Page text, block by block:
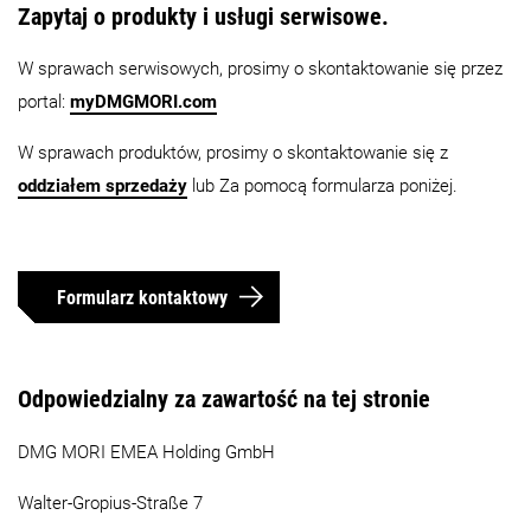
Zapytaj o produkty i usługi serwisowe.
W sprawach serwisowych, prosimy o skontaktowanie się przez
portal: myDMGMORI.com
W sprawach produktów, prosimy o skontaktowanie się z
oddziałem sprzedaży lub Za pomocą formularza poniżej.
Formularz kontaktowy
Odpowiedzialny za zawartość na tej stronie
DMG MORI EMEA Holding GmbH
Walter-Gropius-Straße 7